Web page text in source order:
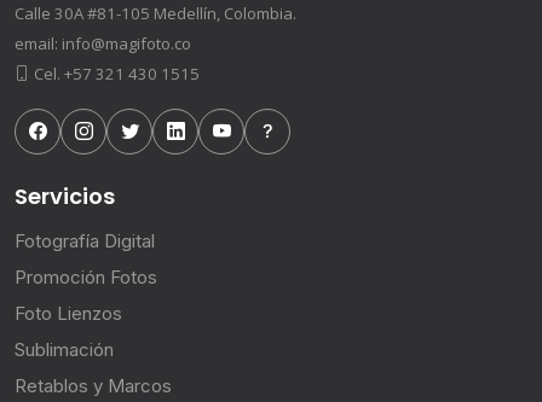
Calle 30A #81-105 Medellín, Colombia.
email: info@magifoto.co
Cel. +57 321 430 1515
Servicios
Fotografía Digital
Promoción Fotos
Foto Lienzos
Sublimación
Retablos y Marcos